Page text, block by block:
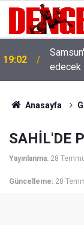
19:02
edecek
Anasayfa
SAHİL'DE
Yayınlanma: 28
Güncelleme: 28